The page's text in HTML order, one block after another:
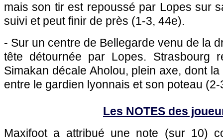
mais son tir est repoussé par Lopes sur
suivi et peut finir de près (1-3, 44e).
- Sur un centre de Bellegarde venu de la
tête détournée par Lopes. Strasbourg
Simakan décale Aholou, plein axe, dont
entre le gardien lyonnais et son poteau (2-
Les NOTES des
Maxifoot a attribué une note (sur 10)